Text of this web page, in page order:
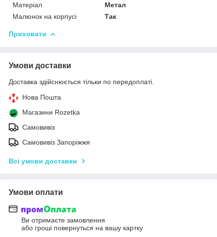
Матеріал
Метал
Малюнок на корпусі
Так
Приховати
Умови доставки
Доставка здійснюється тільки по передоплаті.
Нова Пошта
Магазини Rozetka
Самовивіз
Самовивіз Запоріжжя
Всі умови доставки
Умови оплати
Ви отримаєте замовлення
або гроші повернуться на вашу картку